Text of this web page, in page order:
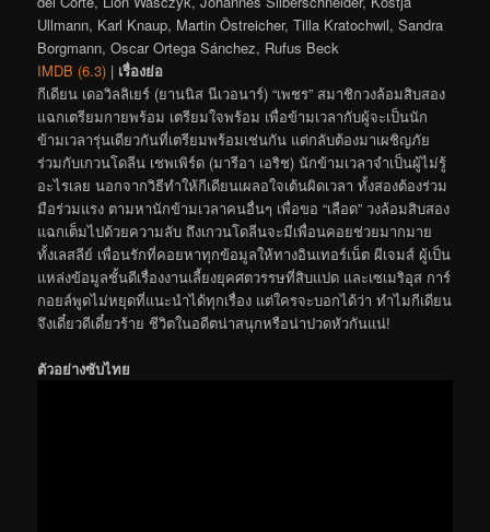
Ullmann, Karl Knaup, Martin Östreicher, Tilla Kratochwil, Sandra
Borgmann, Oscar Ortega Sánchez, Rufus Beck
IMDB (6.3) | เรื่องย่อ
กีเดียน เดอวิลลิเยร์ (ยานนิส นีเวอนาร์) “เพชร” สมาชิกวงล้อมสิบสอง
แฉกเตรียมกายพร้อม เตรียมใจพร้อม เพื่อข้ามเวลากับผู้จะเป็นนัก
ข้ามเวลารุ่นเดียวกันที่เตรียมพร้อมเช่นกัน แต่กลับต้องมาเผชิญภัย
ร่วมกับเกวนโดลีน เชพเพิร์ด (มารีอา เอริช) นักข้ามเวลาจำเป็นผู้ไม่รู้
อะไรเลย นอกจากวิธีทำให้กีเดียนเผลอใจเต้นผิดเวลา ทั้งสองต้องร่วม
มือร่วมแรง ตามหานักข้ามเวลาคนอื่นๆ เพื่อขอ “เลือด” วงล้อมสิบสอง
แฉกเต็มไปด้วยความลับ ถึงเกวนโดลีนจะมีเพื่อนคอยช่วยมากมาย
ทั้งเลสลีย์ เพื่อนรักที่คอยหาทุกข้อมูลให้ทางอินเทอร์เน็ต ผีเจมส์ ผู้เป็น
แหล่งข้อมูลชั้นดีเรื่องงานเลี้ยงยุคศตวรรษที่สิบแปด และเซเมริอุส การ์
กอยล์พูดไม่หยุดที่แนะนำได้ทุกเรื่อง แต่ใครจะบอกได้ว่า ทำไมกีเดียน
จึงเดี๋ยวดีเดี๋ยวร้าย ชีวิตในอดีตน่าสนุกหรือน่าปวดหัวกันแน่!
ตัวอย่างซับไทย